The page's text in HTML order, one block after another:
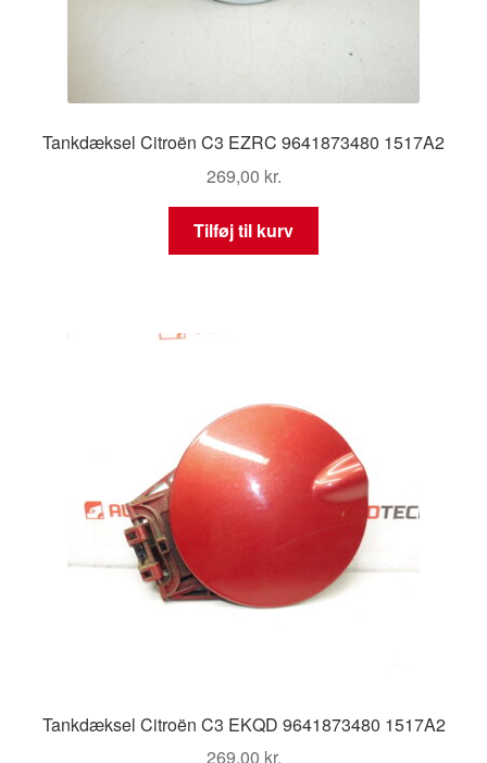
Tankdæksel Citroën C3 EZRC 9641873480 1517A2
269,00 kr.
Tilføj til kurv
Tankdæksel Citroën C3 EKQD 9641873480 1517A2
269,00 kr.